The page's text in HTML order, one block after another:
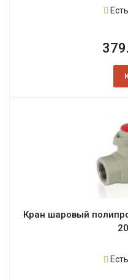
Кран шаровый